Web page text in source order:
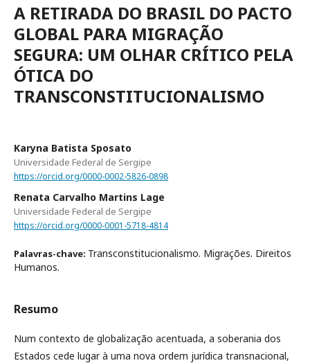
A RETIRADA DO BRASIL DO PACTO
GLOBAL PARA MIGRAÇÃO
SEGURA: UM OLHAR CRÍTICO PELA
ÓTICA DO
TRANSCONSTITUCIONALISMO
Karyna Batista Sposato
Universidade Federal de Sergipe
https://orcid.org/0000-0002-5826-0898
Renata Carvalho Martins Lage
Universidade Federal de Sergipe
https://orcid.org/0000-0001-5718-4814
Palavras-chave: Transconstitucionalismo. Migrações. Direitos
Humanos.
Resumo
Num contexto de globalização acentuada, a soberania dos
Estados cede lugar à uma nova ordem jurídica transnacional,